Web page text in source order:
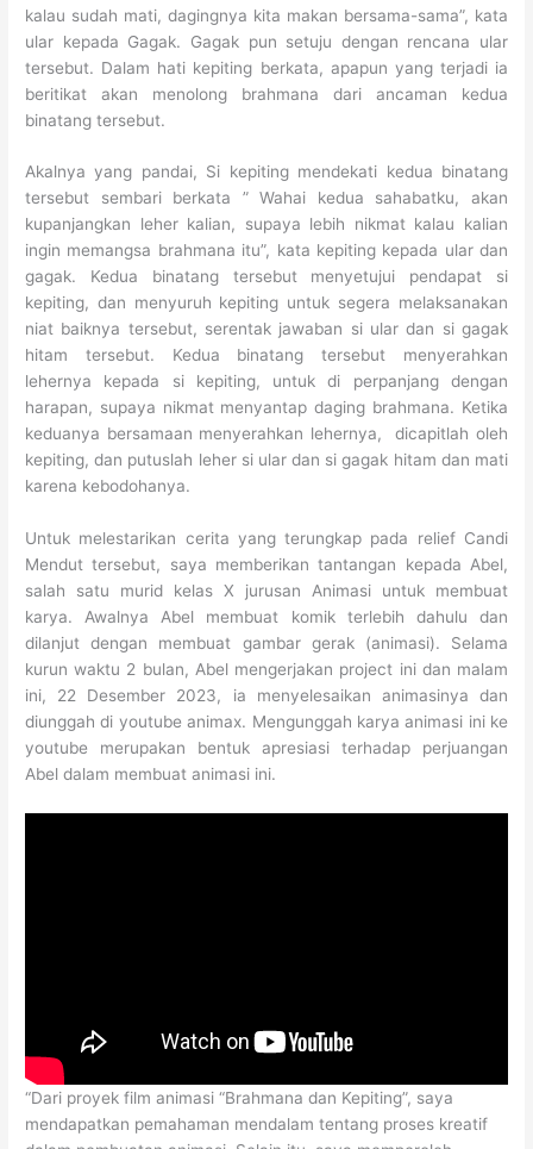
kalau sudah mati, dagingnya kita makan bersama-sama”, kata
ular kepada Gagak. Gagak pun setuju dengan rencana ular
tersebut. Dalam hati kepiting berkata, apapun yang terjadi ia
beritikat akan menolong brahmana dari ancaman kedua
binatang tersebut.
Akalnya yang pandai, Si kepiting mendekati kedua binatang
tersebut sembari berkata ” Wahai kedua sahabatku, akan
kupanjangkan leher kalian, supaya lebih nikmat kalau kalian
ingin memangsa brahmana itu”, kata kepiting kepada ular dan
gagak. Kedua binatang tersebut menyetujui pendapat si
kepiting, dan menyuruh kepiting untuk segera melaksanakan
niat baiknya tersebut, serentak jawaban si ular dan si gagak
hitam tersebut. Kedua binatang tersebut menyerahkan
lehernya kepada si kepiting, untuk di perpanjang dengan
harapan, supaya nikmat menyantap daging brahmana. Ketika
keduanya bersamaan menyerahkan lehernya, dicapitlah oleh
kepiting, dan putuslah leher si ular dan si gagak hitam dan mati
karena kebodohanya.
Untuk melestarikan cerita yang terungkap pada relief Candi
Mendut tersebut, saya memberikan tantangan kepada Abel,
salah satu murid kelas X jurusan Animasi untuk membuat
karya. Awalnya Abel membuat komik terlebih dahulu dan
dilanjut dengan membuat gambar gerak (animasi). Selama
kurun waktu 2 bulan, Abel mengerjakan project ini dan malam
ini, 22 Desember 2023, ia menyelesaikan animasinya dan
diunggah di youtube animax. Mengunggah karya animasi ini ke
youtube merupakan bentuk apresiasi terhadap perjuangan
Abel dalam membuat animasi ini.
“Dari proyek film animasi “Brahmana dan Kepiting”, saya
mendapatkan pemahaman mendalam tentang proses kreatif